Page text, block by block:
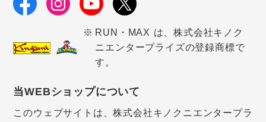
RUN・MAX は、株式会社キノク
ニエンタープライズの登録商標で
す。
当WEBショップについて
このウェブサイトは、株式会社キノクニエンタープラ